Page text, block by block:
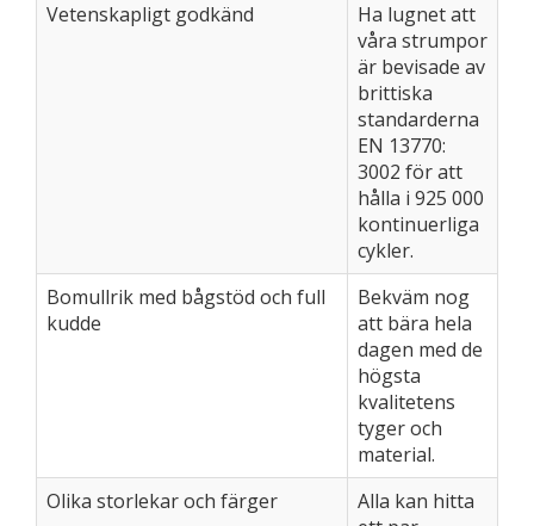
Vetenskapligt godkänd
Ha lugnet att
våra strumpor
är bevisade av
brittiska
standarderna
EN 13770:
3002 för att
hålla i 925 000
kontinuerliga
cykler.
Bomullrik med bågstöd och full
kudde
Bekväm nog
att bära hela
dagen med de
högsta
kvalitetens
tyger och
material.
Olika storlekar och färger
Alla kan hitta